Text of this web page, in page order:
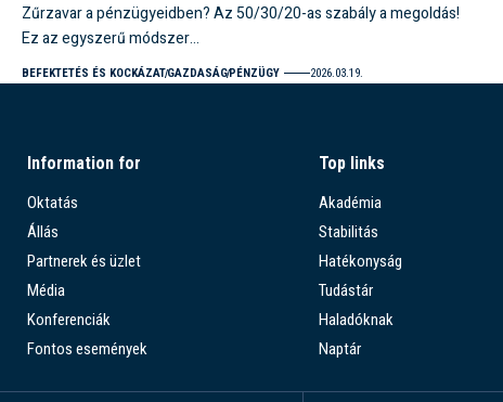
Zűrzavar a pénzügyeidben? Az 50/30/20-as szabály a megoldás!
Ez az egyszerű módszer…
BEFEKTETÉS ÉS KOCKÁZATGAZDASÁGPÉNZÜGY 2026.03.19.
Information for
Oktatás
Állás
Partnerek és üzlet
Média
Konferenciák
Fontos események
Top links
Akadémia
Stabilitás
Hatékonyság
Tudástár
Haladóknak
Naptár